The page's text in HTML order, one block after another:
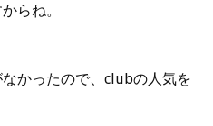
らね。
かったので、clubの人気を